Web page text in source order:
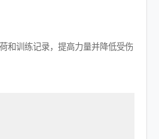
和训练记录，提高力量并降低受伤